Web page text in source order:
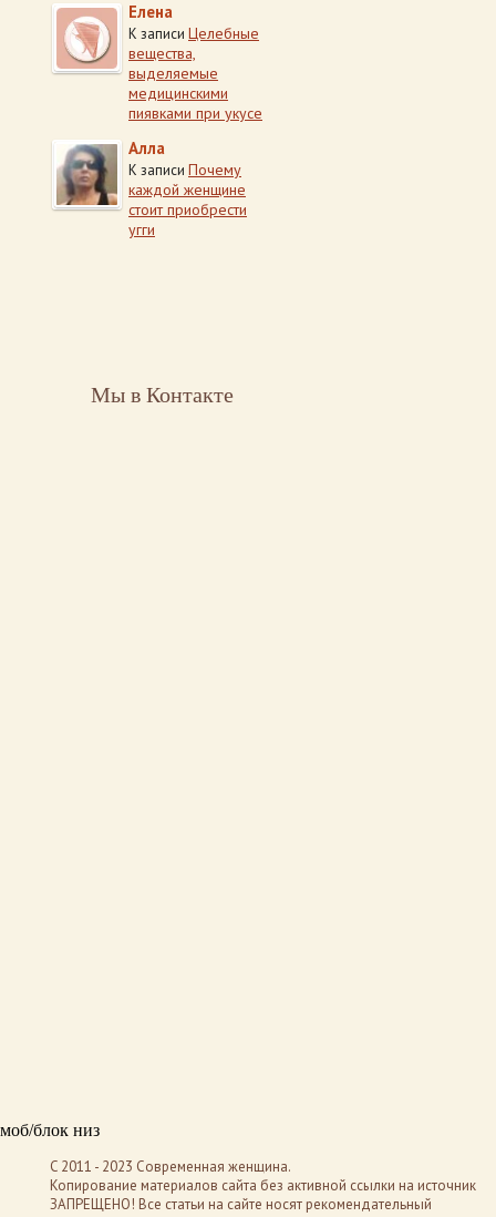
Елена
К записи Целебные
вещества,
выделяемые
медицинскими
пиявками при укусе
Алла
К записи Почему
каждой женщине
стоит приобрести
угги
Мы в Контакте
моб/блок низ
C 2011 - 2023 Современная женщина.
Копирование материалов сайта без активной ссылки на источник
ЗАПРЕЩЕНО! Все статьи на сайте носят рекомендательный